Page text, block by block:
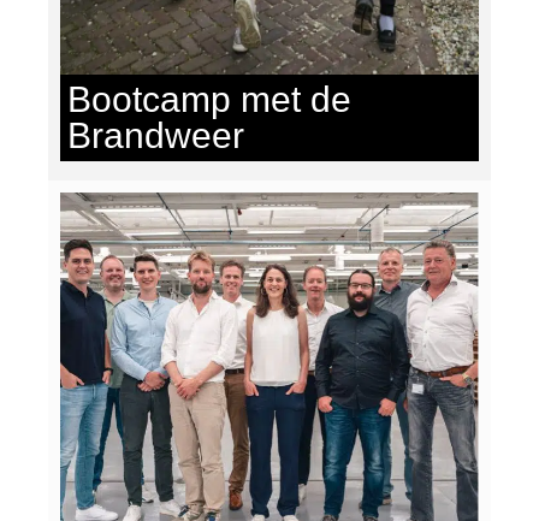
Bootcamp met de
Brandweer